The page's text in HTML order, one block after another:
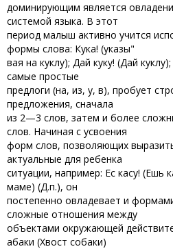
доминирующим является
системой языка. В этот
период малыш активно учится
формы слова: Кука! (указы"
вая на куклу); Дай куку! (Дай
самые простые
предлоги (на, из, у, в), пробует
предложения, сначала
из 2—3 слов, затем и более
слов. Начиная с усвоения
форм слов, позволяющих
актуальные для ребенка
ситуации, например: Ес касу! (Ешь
маме) (Д.п.), он
постепенно овладевает и
сложные отношения между
объектами окружающей
абаки (Хвост собаки)